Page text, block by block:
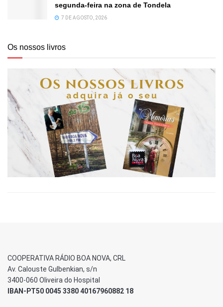
segunda-feira na zona de Tondela
7 DE AGOSTO, 2026
Os nossos livros
COOPERATIVA RÁDIO BOA NOVA, CRL
Av. Calouste Gulbenkian, s/n
3400-060 Oliveira do Hospital
IBAN-PT50 0045 3380 40167960882 18